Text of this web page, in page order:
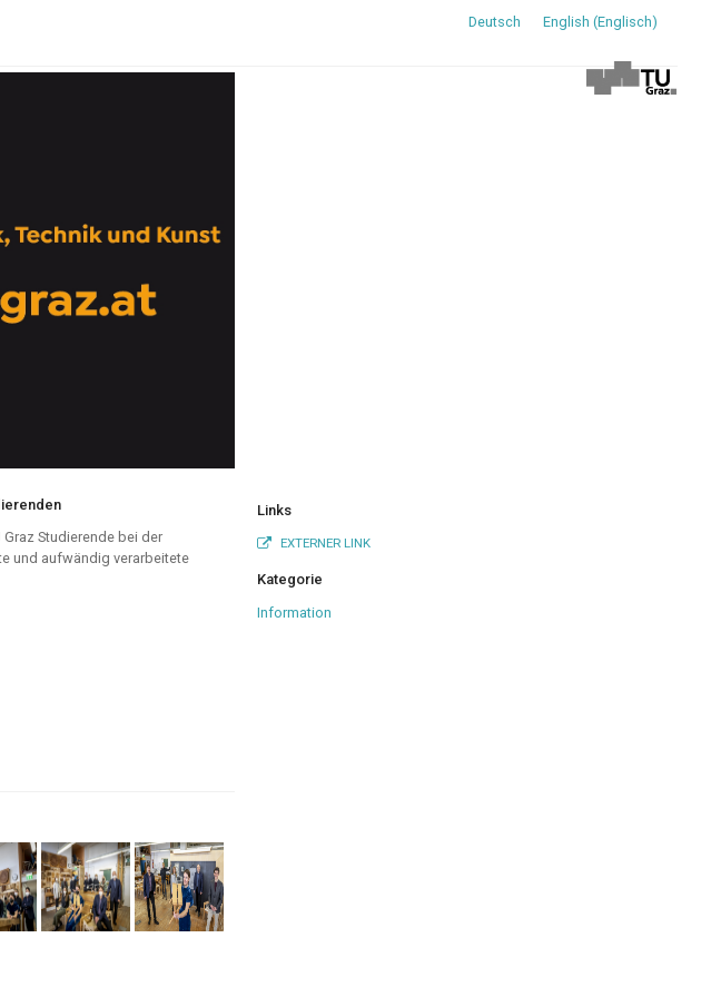
Deutsch English (Englisch)
Graz Studierende bei der
und aufwändig verarbeitete
Links
EXTERNER LINK
Kategorie
Information